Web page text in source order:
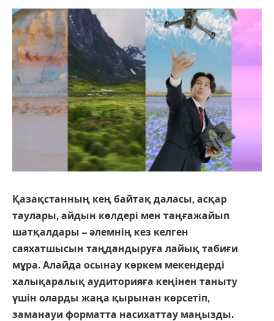
Қазақстанның кең байтақ даласы, асқар
таулары, айдын көлдері мен таңғажайып
шатқалдары – әлемнің кез келген
саяхатшысын таңдандыруға лайық табиғи
мұра. Алайда осынау көркем мекендерді
халықаралық аудиторияға кеңінен таныту
үшін оларды жаңа қырынан көрсетіп,
заманауи форматта насихаттау маңызды.